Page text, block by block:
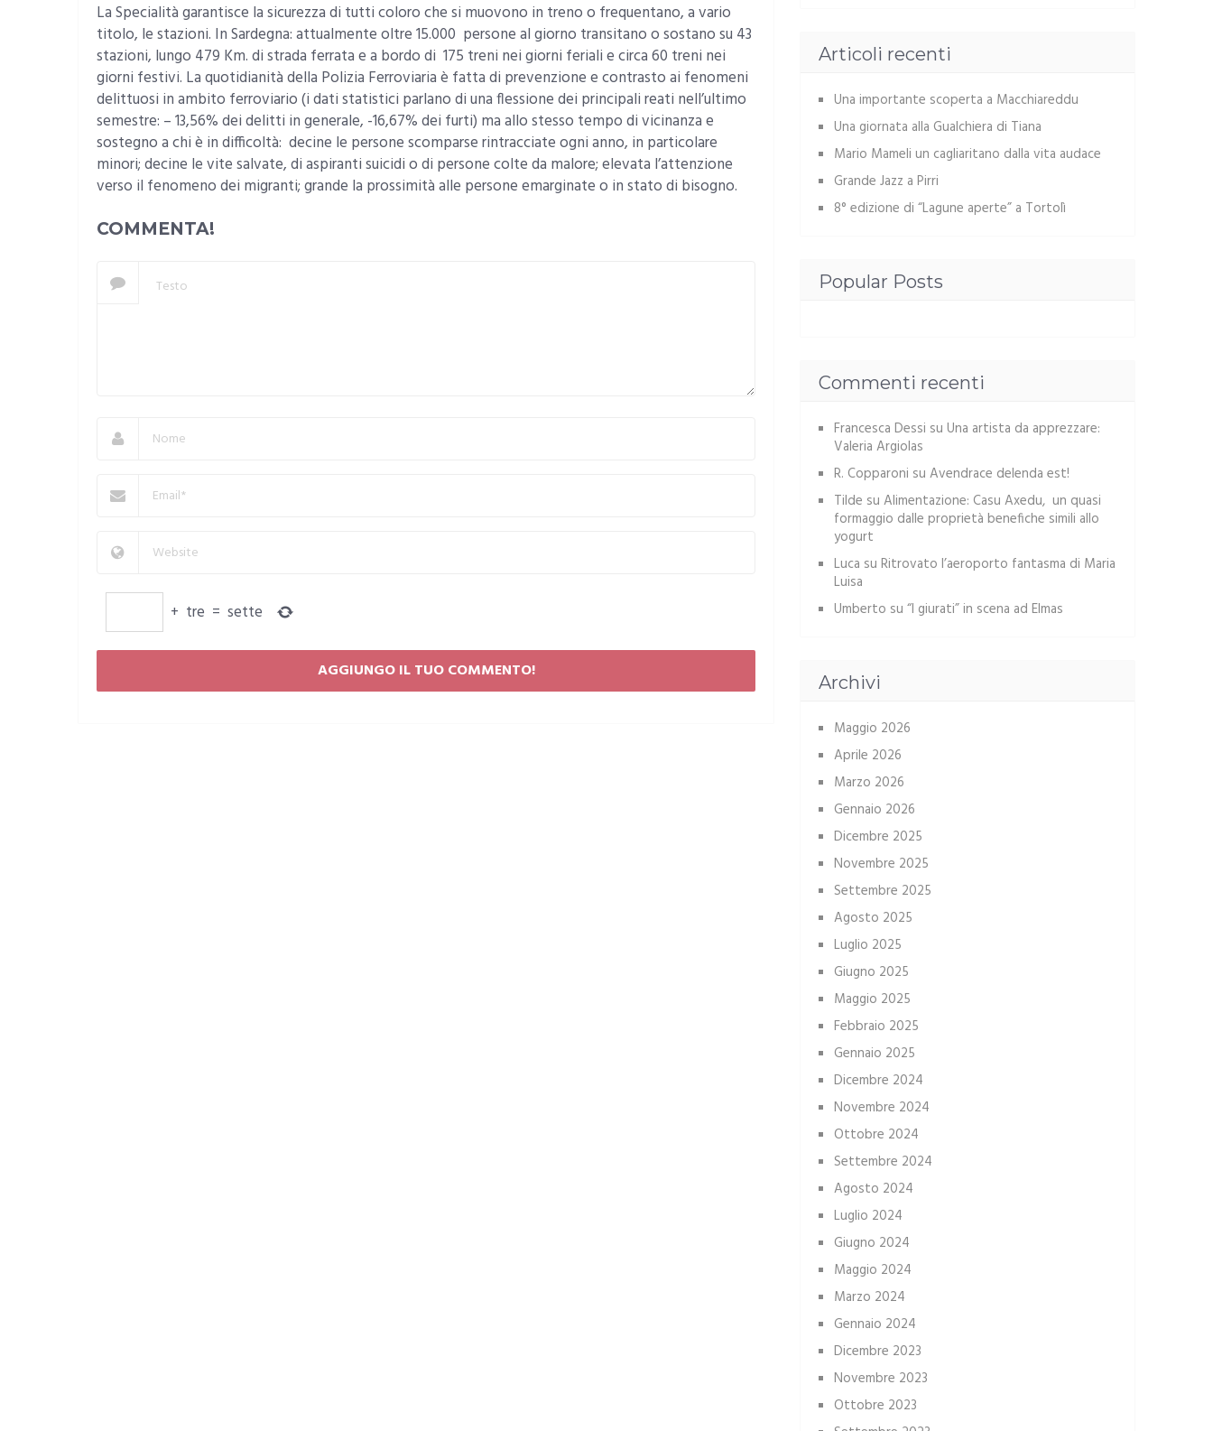
La Specialità garantisce la sicurezza di tutti coloro che si muovono in treno o frequentano, a vario
titolo, le stazioni. In Sardegna: attualmente oltre 15.000 persone al giorno transitano o sostano su 43
stazioni, lungo 479 Km. di strada ferrata e a bordo di 175 treni nei giorni feriali e circa 60 treni nei
giorni festivi. La quotidianità della Polizia Ferroviaria è fatta di prevenzione e contrasto ai fenomeni
delittuosi in ambito ferroviario (i dati statistici parlano di una flessione dei principali reati nell’ultimo
semestre: – 13,56% dei delitti in generale, -16,67% dei furti) ma allo stesso tempo di vicinanza e
sostegno a chi è in difficoltà: decine le persone scomparse rintracciate ogni anno, in particolare
minori; decine le vite salvate, di aspiranti suicidi o di persone colte da malore; elevata l’attenzione
verso il fenomeno dei migranti; grande la prossimità alle persone emarginate o in stato di bisogno.
COMMENTA!
+ tre = sette
Articoli recenti
Una importante scoperta a Macchiareddu
Una giornata alla Gualchiera di Tiana
Mario Mameli un cagliaritano dalla vita audace
Grande Jazz a Pirri
8° edizione di “Lagune aperte” a Tortolì
Popular Posts
Commenti recenti
Francesca Dessi su Una artista da apprezzare:
Valeria Argiolas
R. Copparoni su Avendrace delenda est!
Tilde su Alimentazione: Casu Axedu, un quasi
formaggio dalle proprietà benefiche simili allo
yogurt
Luca su Ritrovato l’aeroporto fantasma di Maria
Luisa
Umberto su “I giurati” in scena ad Elmas
Archivi
Maggio 2026
Aprile 2026
Marzo 2026
Gennaio 2026
Dicembre 2025
Novembre 2025
Settembre 2025
Agosto 2025
Luglio 2025
Giugno 2025
Maggio 2025
Febbraio 2025
Gennaio 2025
Dicembre 2024
Novembre 2024
Ottobre 2024
Settembre 2024
Agosto 2024
Luglio 2024
Giugno 2024
Maggio 2024
Marzo 2024
Gennaio 2024
Dicembre 2023
Novembre 2023
Ottobre 2023